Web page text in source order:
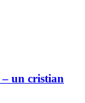
un cristian